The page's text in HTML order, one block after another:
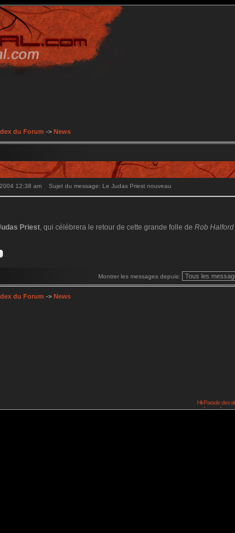
du Forum -> News
12:38 am Sujet du message: Le Judas Priest nouveau
Priest, qui célébrera le retour de cette grande folle de Rob Halford
Montrer les messages depuis:
du Forum -> News